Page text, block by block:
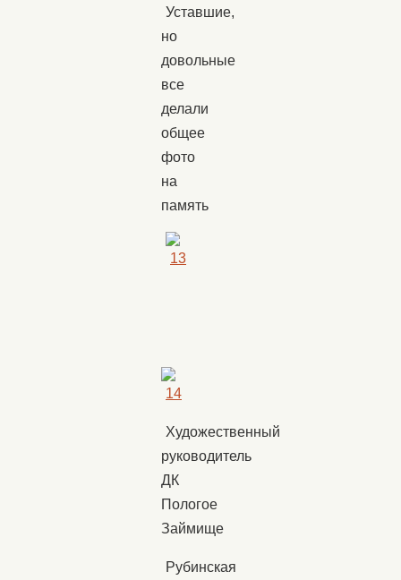
Уставшие,
но
довольные
все
делали
общее
фото
на
память
Художественный
руководитель
ДК
Пологое
Займище
Рубинская